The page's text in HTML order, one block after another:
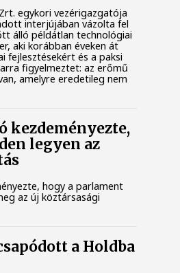
egykori vezérigazgatója
interjújában vázolta fel
álló példátlan technológiai
aki korábban éveken át
fejlesztésekért és a paksi
figyelmeztet: az erőmű
amelyre eredetileg nem
kezdeményezte,
legyen az
hogy a parlament
az új köztársasági
a Holdba